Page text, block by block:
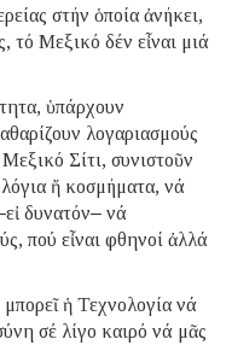
στήν ὁποία ἀνήκει,
τό Μεξικό δέν εἶναι μιά
ὑπάρχουν
λογαριασμούς
Σίτι, συνιστοῦν
ἤ κοσμήματα, νά
δυνατόν‒ νά
πού εἶναι φθηνοί ἀλλά
ἡ Τεχνολογία νά
σέ λίγο καιρό νά μᾶς